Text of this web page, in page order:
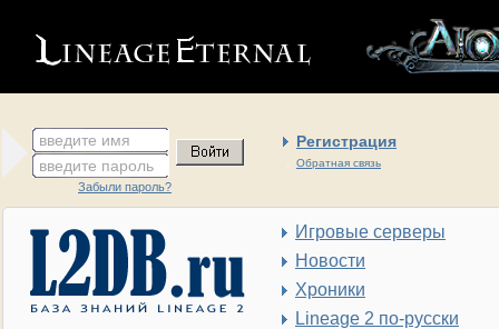
введите имя Регистрация
Обратная связь
введите пароль
Забыли пароль?
Игровые серверы
Новости
Хроники
Lineage 2 по-русски